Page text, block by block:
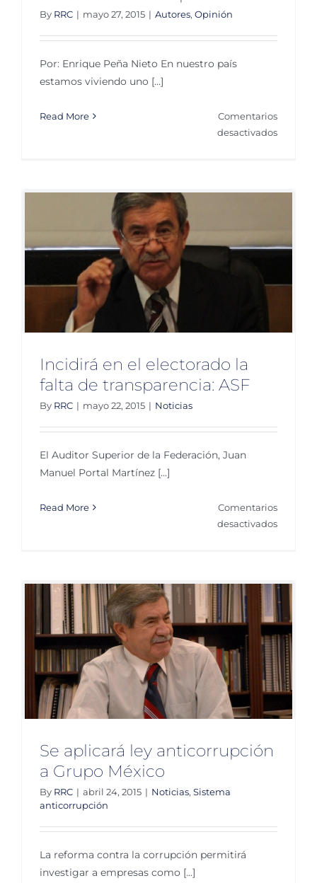
By RRC | mayo 27, 2015 | Autores, Opinión
Por: Enrique Peña Nieto En nuestro país
estamos viviendo uno [...]
Read More
Comentarios
desactivadosen
Incidirá en el electorado la
falta de transparencia: ASF
By RRC | mayo 22, 2015 | Noticias
El Auditor Superior de la Federación, Juan
Manuel Portal Martínez [...]
Read More
Comentarios
desactivadosen
la
falta
de
ASF
Se aplicará ley anticorrupción
a Grupo México
By RRC | abril 24, 2015 | Noticias, Sistema
anticorrupción
La reforma contra la corrupción permitirá
investigar a empresas como [...]